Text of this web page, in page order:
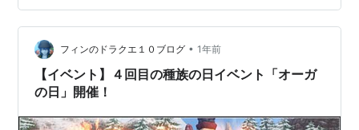
だけ特定の所属の仮装メイクが無料で利用できます。 仮
装メイクのかかっている時間は１２時間となります。 イ
ベント内容 仮装メイクが無料で利用可能な他、特定の時
間の特定の場所で集まろうと紹介されています。 特に決
まったことをやるわ…
フィンのドラクエ１０ブログ • 1年前
【イベント】４回目の種族の日イベント「オーガ
の日」開催！